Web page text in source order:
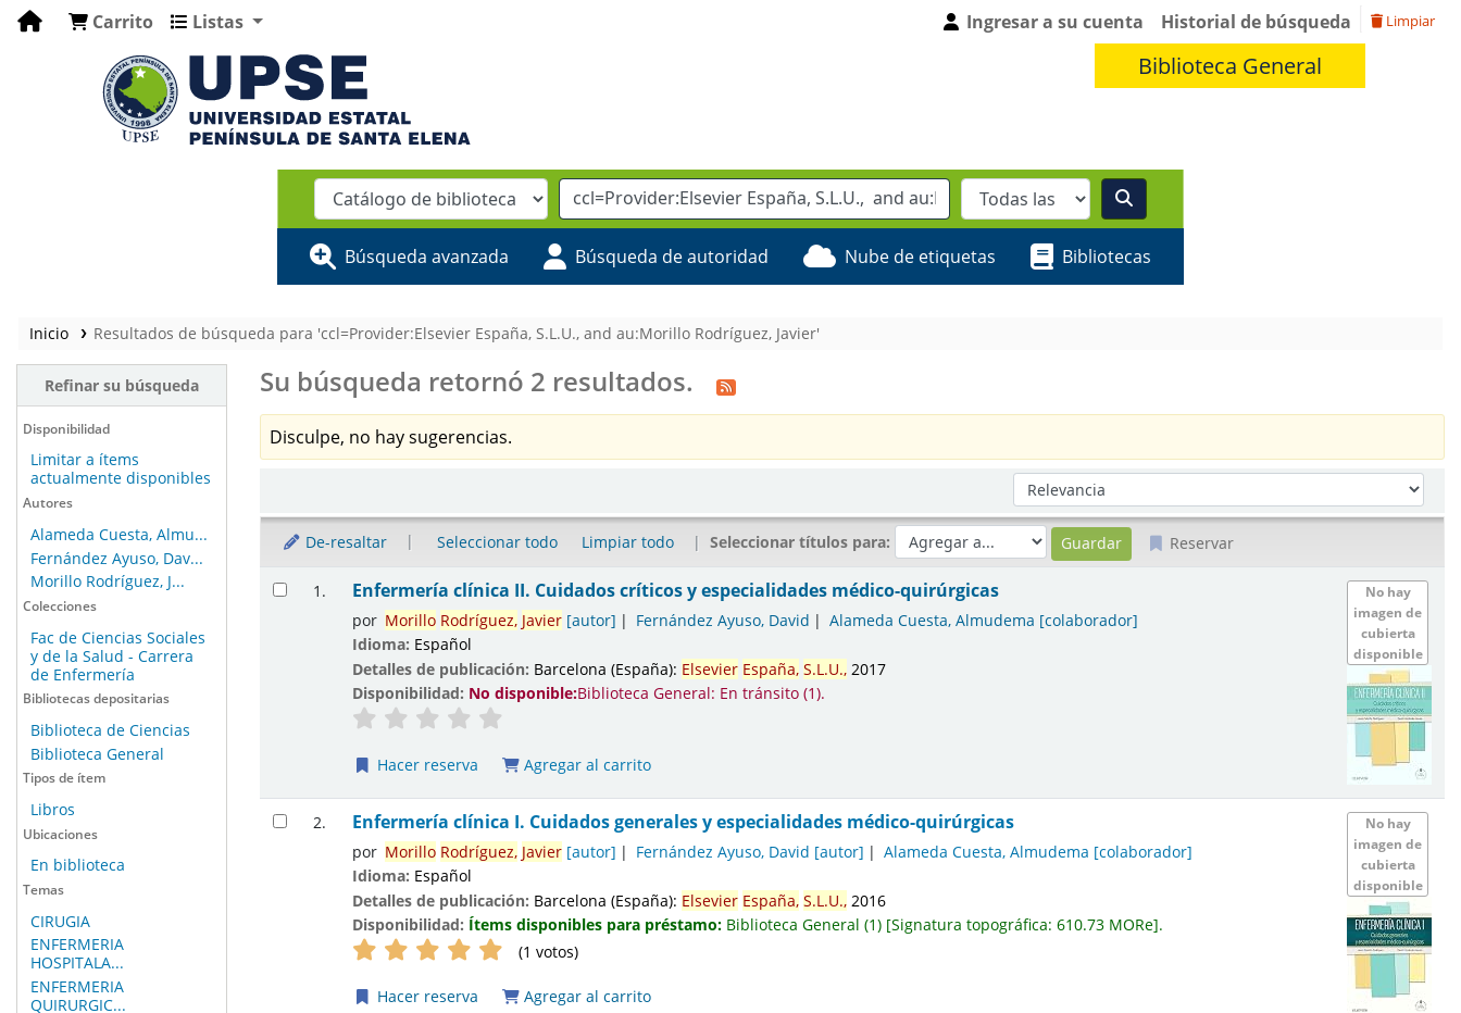
Carrito Listas Ingresar a su cuenta Historial de búsqueda Limpiar
Biblioteca General
Búsqueda avanzada Búsqueda de autoridad Nube de etiquetas Bibliotecas
Inicio Resultados de búsqueda para 'ccl=Provider:Elsevier España, S.L.U., and au:Morillo Rodríguez, Javier'
Refinar su búsqueda
Disponibilidad
Limitar a ítems
actualmente disponibles
Autores
Alameda Cuesta, Almu...
Fernández Ayuso, Dav...
Morillo Rodríguez, J...
Colecciones
Fac de Ciencias Sociales
y de la Salud - Carrera
de Enfermería
Bibliotecas depositarias
Biblioteca de Ciencias
Biblioteca General
Tipos de ítem
Libros
Ubicaciones
En biblioteca
Temas
CIRUGIA
ENFERMERIA
HOSPITALA...
ENFERMERIA
QUIRURGIC...
Su búsqueda retornó 2 resultados.
Disculpe, no hay sugerencias.
Ordenar por:
De-resaltar Seleccionar todo Limpiar todo Seleccionar títulos para: Reservar
Resultados
1.
No hay
imagen de
cubierta
disponible
Enfermería clínica II. Cuidados críticos y especialidades médico-quirúrgicas
por Morillo Rodríguez, Javier [autor] Fernández Ayuso, David Alameda Cuesta, Almudema [colaborador]
Idioma: Español
Detalles de publicación: Barcelona (España): Elsevier España, S.L.U., 2017
Disponibilidad: No disponible:Biblioteca General: En tránsito (1).
Hacer reserva Agregar al carrito
2.
No hay
imagen de
cubierta
disponible
Enfermería clínica I. Cuidados generales y especialidades médico-quirúrgicas
por Morillo Rodríguez, Javier [autor] Fernández Ayuso, David [autor] Alameda Cuesta, Almudema [colaborador]
Idioma: Español
Detalles de publicación: Barcelona (España): Elsevier España, S.L.U., 2016
Disponibilidad: Ítems disponibles para préstamo: Biblioteca General (1) Signatura topográfica: 610.73 MORe .
(1 votos)
Hacer reserva Agregar al carrito